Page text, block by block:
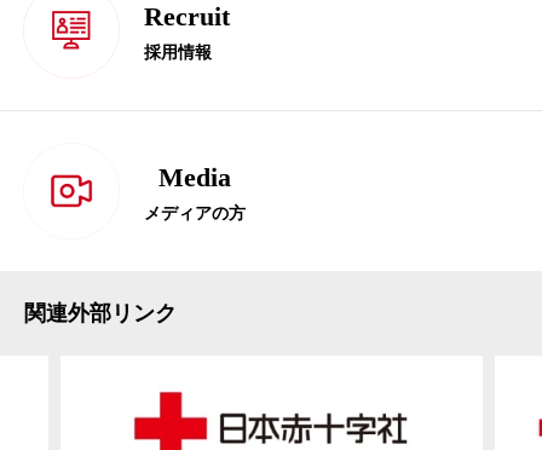
Recruit
採用情報
Media
メディアの方
関連外部リンク